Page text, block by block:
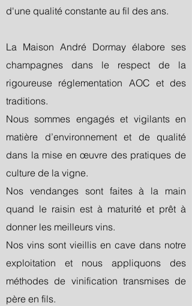
d'une qualité constante au fil des ans.
La Maison André Dormay élabore ses
champagnes dans le respect de la
rigoureuse réglementation AOC et des
traditions.​
Nous sommes engagés et vigilants en
matière d’environnement et de qualité
dans la mise en œuvre des pratiques de
culture de la vigne.
Nos vendanges sont faites à la main
quand le raisin est à maturité et prêt à
donner les meilleurs vins.
Nos vins sont vieillis en cave dans notre
exploitation et nous appliquons des
méthodes de vinification transmises de
père en fils.​